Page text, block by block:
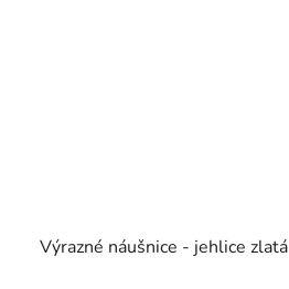
Výrazné náušnice - jehlice zlatá